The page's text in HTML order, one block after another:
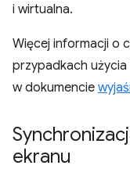
i wirtualna.
Więcej informacji o
przypadkach użycia
w dokumencie
ekranu